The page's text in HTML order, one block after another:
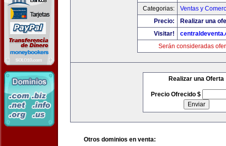
Categorias:
Ventas y
Precio:
Realizar una
Visitar!
Serán consideradas
Realizar una Oferta
Precio Ofrecido $
Otros dominios en venta: